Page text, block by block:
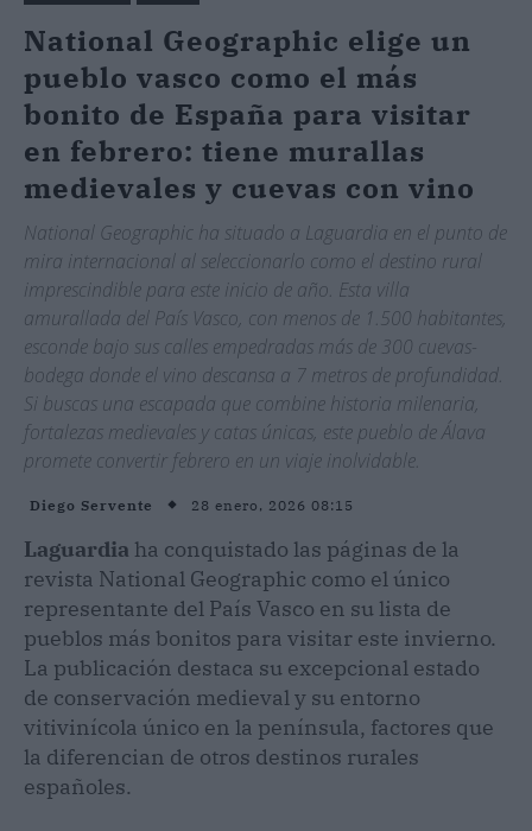
National Geographic elige un
pueblo vasco como el más
bonito de España para visitar
en febrero: tiene murallas
medievales y cuevas con vino
National Geographic ha situado a Laguardia en el punto de
mira internacional al seleccionarlo como el destino rural
imprescindible para este inicio de año. Esta villa
amurallada del País Vasco, con menos de 1.500 habitantes,
esconde bajo sus calles empedradas más de 300 cuevas-
bodega donde el vino descansa a 7 metros de profundidad.
Si buscas una escapada que combine historia milenaria,
fortalezas medievales y catas únicas, este pueblo de Álava
promete convertir febrero en un viaje inolvidable.
Diego Servente 28 enero, 2026 08:15
Laguardia ha conquistado las páginas de la
revista National Geographic como el único
representante del País Vasco en su lista de
pueblos más bonitos para visitar este invierno.
La publicación destaca su excepcional estado
de conservación medieval y su entorno
vitivinícola único en la península, factores que
la diferencian de otros destinos rurales
españoles.